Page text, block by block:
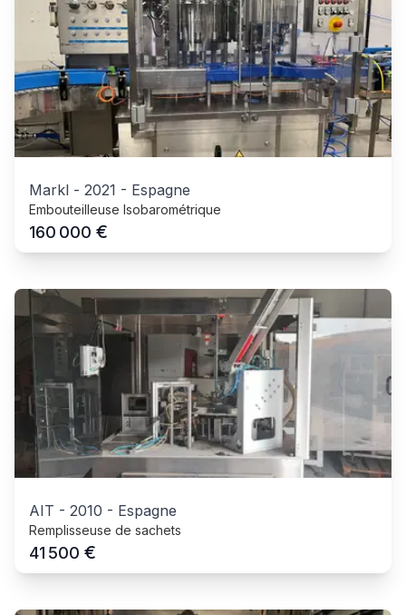
Markl - 2021 - Espagne
Embouteilleuse Isobarométrique
160 000 €
AIT - 2010 - Espagne
Remplisseuse de sachets
41 500 €